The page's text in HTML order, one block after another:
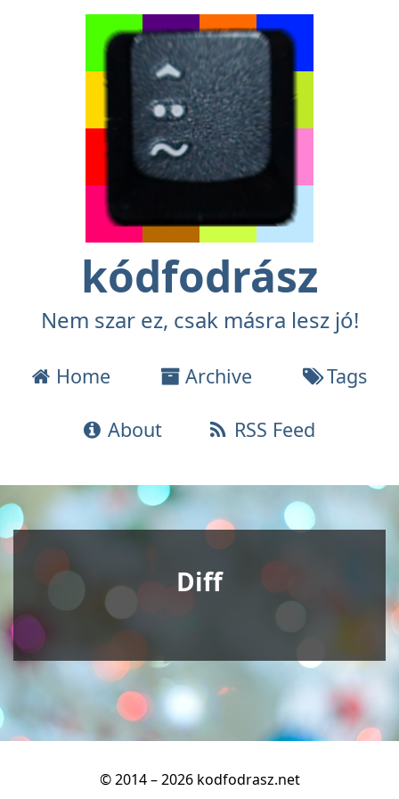
kódfodrász
Nem szar ez, csak másra lesz jó!
Home Archive Tags
About RSS Feed
Diff
© 2014 – 2026 kodfodrasz.net